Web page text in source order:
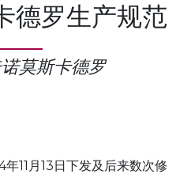
德罗生产规范
莫斯卡德罗
11月13日下发及后来数次修